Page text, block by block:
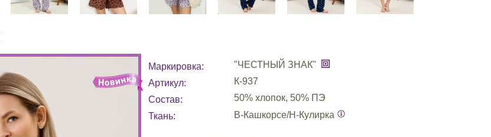
Маркировка:
"ЧЕСТНЫЙ ЗНАК"
Артикул:
К-937
Состав:
50% хлопок, 50% ПЭ
Ткань:
В-Кашкорсе/Н-Кулирка